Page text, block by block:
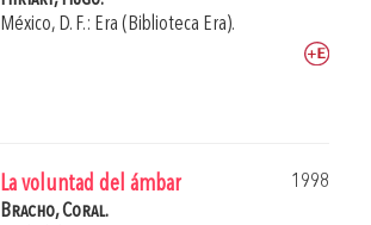
México, D. F.: Era (Biblioteca Era).
La voluntad del ámbar
1998
Bracho, Coral.